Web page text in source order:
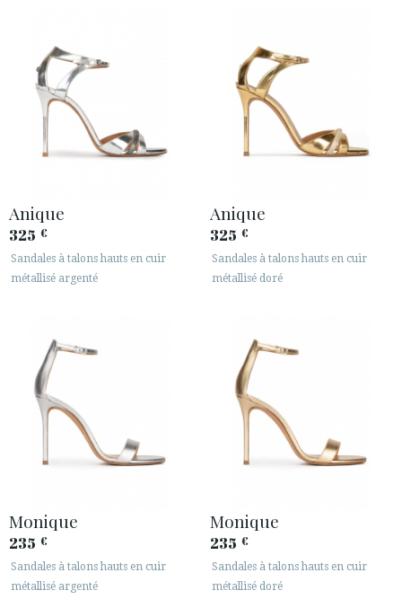
Anique
325 €
Sandales à talons hauts en cuir
métallisé argenté
Anique
325 €
Sandales à talons hauts en cuir
métallisé doré
Monique
235 €
Sandales à talons hauts en cuir
métallisé argenté
Monique
235 €
Sandales à talons hauts en cuir
métallisé doré